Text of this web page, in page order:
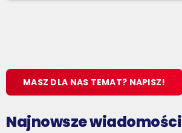
MASZ DLA NAS TEMAT? NAPISZ!
Najnowsze wiadomości